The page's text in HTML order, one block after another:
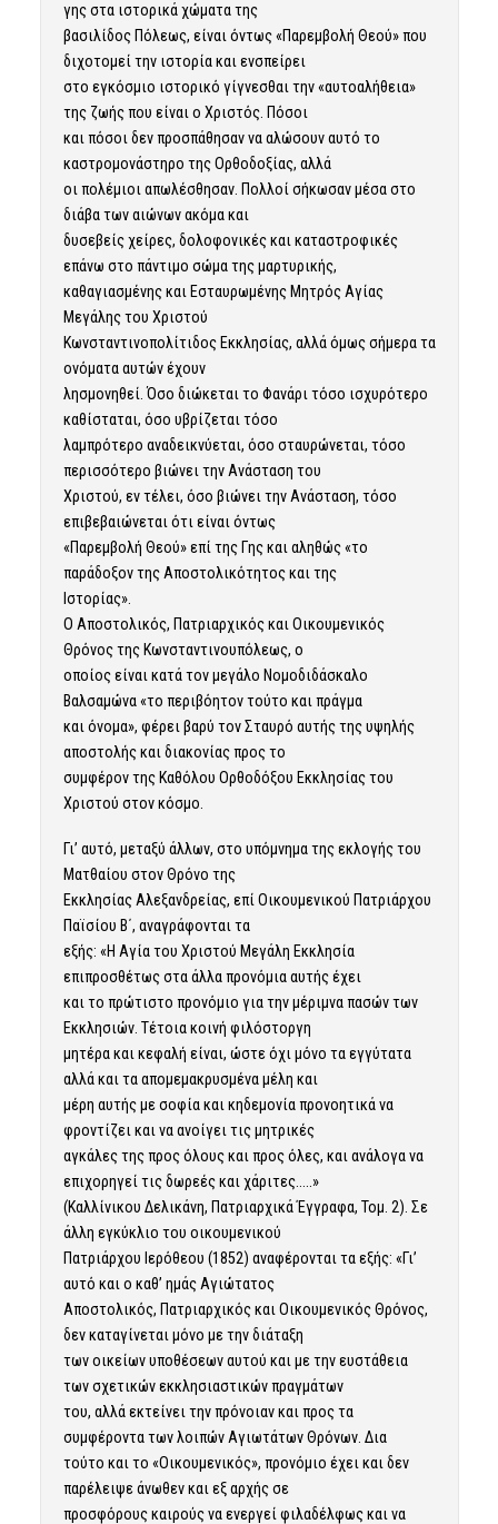
γης στα ιστορικά χώματα της
βασιλίδος Πόλεως, είναι όντως «Παρεμβολή Θεού» που
διχοτομεί την ιστορία και ενσπείρει
στο εγκόσμιο ιστορικό γίγνεσθαι την «αυτοαλήθεια»
της ζωής που είναι ο Χριστός. Πόσοι
και πόσοι δεν προσπάθησαν να αλώσουν αυτό το
καστρομονάστηρο της Ορθοδοξίας, αλλά
οι πολέμιοι απωλέσθησαν. Πολλοί σήκωσαν μέσα στο
διάβα των αιώνων ακόμα και
δυσεβείς χείρες, δολοφονικές και καταστροφικές
επάνω στο πάντιμο σώμα της μαρτυρικής,
καθαγιασμένης και Εσταυρωμένης Μητρός Αγίας
Μεγάλης του Χριστού
Κωνσταντινοπολίτιδος Εκκλησίας, αλλά όμως σήμερα τα
ονόματα αυτών έχουν
λησμονηθεί. Όσο διώκεται το Φανάρι τόσο ισχυρότερο
καθίσταται, όσο υβρίζεται τόσο
λαμπρότερο αναδεικνύεται, όσο σταυρώνεται, τόσο
περισσότερο βιώνει την Ανάσταση του
Χριστού, εν τέλει, όσο βιώνει την Ανάσταση, τόσο
επιβεβαιώνεται ότι είναι όντως
«Παρεμβολή Θεού» επί της Γης και αληθώς «το
παράδοξον της Αποστολικότητος και της
Ιστορίας».
Ο Αποστολικός, Πατριαρχικός και Οικουμενικός
Θρόνος της Κωνσταντινουπόλεως, ο
οποίος είναι κατά τον μεγάλο Νομοδιδάσκαλο
Βαλσαμώνα «το περιβόητον τούτο και πράγμα
και όνομα», φέρει βαρύ τον Σταυρό αυτής της υψηλής
αποστολής και διακονίας προς το
συμφέρον της Καθόλου Ορθοδόξου Εκκλησίας του
Χριστού στον κόσμο.
Γι’ αυτό, μεταξύ άλλων, στο υπόμνημα της εκλογής του
Ματθαίου στον Θρόνο της
Εκκλησίας Αλεξανδρείας, επί Οικουμενικού Πατριάρχου
Παϊσίου Β΄, αναγράφονται τα
εξής: «Η Αγία του Χριστού Μεγάλη Εκκλησία
επιπροσθέτως στα άλλα προνόμια αυτής έχει
και το πρώτιστο προνόμιο για την μέριμνα πασών των
Εκκλησιών. Τέτοια κοινή φιλόστοργη
μητέρα και κεφαλή είναι, ώστε όχι μόνο τα εγγύτατα
αλλά και τα απομεμακρυσμένα μέλη και
μέρη αυτής με σοφία και κηδεμονία προνοητικά να
φροντίζει και να ανοίγει τις μητρικές
αγκάλες της προς όλους και προς όλες, και ανάλογα να
επιχορηγεί τις δωρεές και χάριτες…..»
(Καλλίνικου Δελικάνη, Πατριαρχικά Έγγραφα, Τομ. 2). Σε
άλλη εγκύκλιο του οικουμενικού
Πατριάρχου Ιερόθεου (1852) αναφέρονται τα εξής: «Γι’
αυτό και ο καθ’ ημάς Αγιώτατος
Αποστολικός, Πατριαρχικός και Οικουμενικός Θρόνος,
δεν καταγίνεται μόνο με την διάταξη
των οικείων υποθέσεων αυτού και με την ευστάθεια
των σχετικών εκκλησιαστικών πραγμάτων
του, αλλά εκτείνει την πρόνοιαν και προς τα
συμφέροντα των λοιπών Αγιωτάτων Θρόνων. Δια
τούτο και το «Οικουμενικός», προνόμιο έχει και δεν
παρέλειψε άνωθεν και εξ αρχής σε
προσφόρους καιρούς να ενεργεί φιλαδέλφως και να